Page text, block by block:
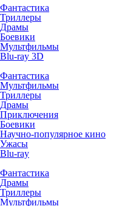
Фантастика
Триллеры
Драмы
Боевики
Мультфильмы
Blu-ray 3D
Фантастика
Мультфильмы
Триллеры
Драмы
Приключения
Боевики
Научно-популярное кино
Ужасы
Blu-ray
Фантастика
Драмы
Триллеры
Мультфильмы